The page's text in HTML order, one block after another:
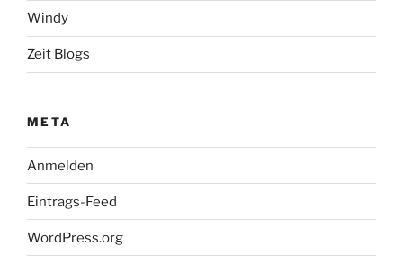
Windy
Zeit Blogs
META
Anmelden
Eintrags-Feed
WordPress.org